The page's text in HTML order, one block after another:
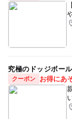
究極のドッジボー
クーポン
お得にあ